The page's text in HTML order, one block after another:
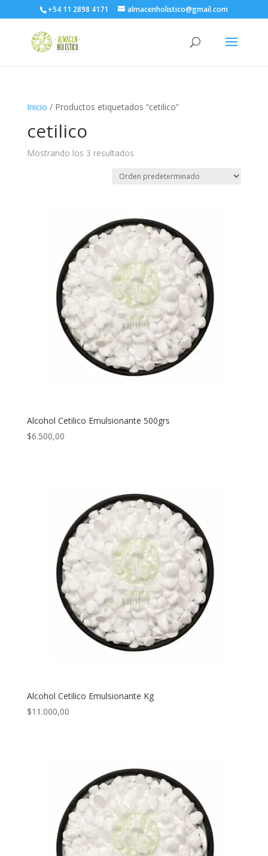
+54 11 2898 4171 almacenholistico@gmail.com
Inicio / Productos etiquetados “cetilico”
cetilico
Mostrando los 3 resultados
Alcohol Cetilico Emulsionante 500grs
$6.500,00
Alcohol Cetilico Emulsionante Kg
$11.000,00